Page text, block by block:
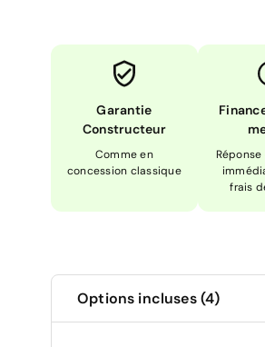
Garantie
Constructeur
Comme en
concession classique
frais
Options incluses (4)